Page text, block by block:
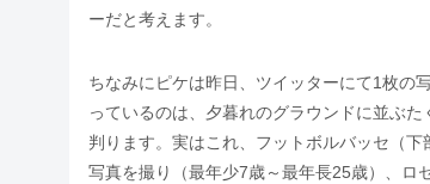
ーだと考えます。
ちなみにピケは昨日、ツイッターにて1枚の
っているのは、夕暮れのグラウンドに並ぶ
判ります。実はこれ、フットボルバッセ（
写真を撮り（最年少7歳～最年長25歳）、ロ